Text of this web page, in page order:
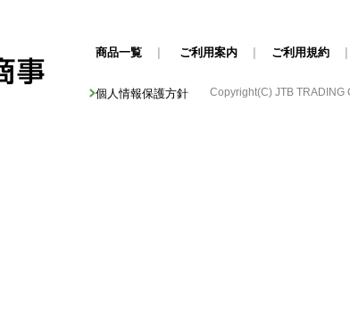
商品一覧 | ご利用案内 | ご利用規約
個人情報保護方針 Copyright(C) JTB TRADING